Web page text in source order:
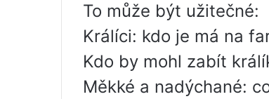
To může být užitečné:
Králíci: kdo je má na
Kdo by mohl zabít
Měkké a nadýchané: